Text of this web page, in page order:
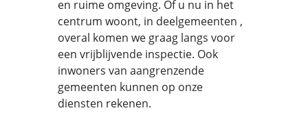
en ruime omgeving. Of u nu in het
centrum woont, in deelgemeenten ,
overal komen we graag langs voor
een vrijblijvende inspectie. Ook
inwoners van aangrenzende
gemeenten kunnen op onze
diensten rekenen.